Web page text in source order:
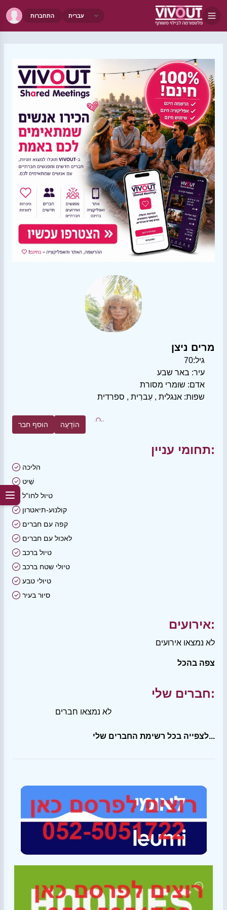
התחברות
מרים ניצן
גיל:70
עיר: באר שבע
אדם: שומרי מסורת
שפות: אנגלית , עִברִית , ספרדית
הוסף חבר הוֹדָעָה
תחומי עניין:
הליכה
שַׁיִט
טיול לחו"ל
קולנוע-תיאטרון
קפה עם חברים
לאכול עם חברים
טיול ברכב
טיולי שטח ברכב
טיולי טבע
סיור בעיר
אירועים:
לא נמצאו אירועים
צפה בהכל
חברים שלי:
לא נמצאו חברים
לצפייה בכל רשימת החברים שלי...